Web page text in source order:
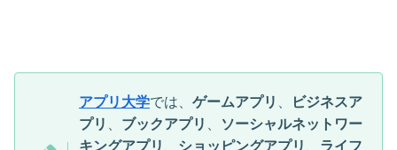
アプリ大学では、 ゲームアプリ
ビジネスア
プリ
ブックアプリ
ソーシャルネットワー
キングアプリ
ショッピングアプリ
ライフ